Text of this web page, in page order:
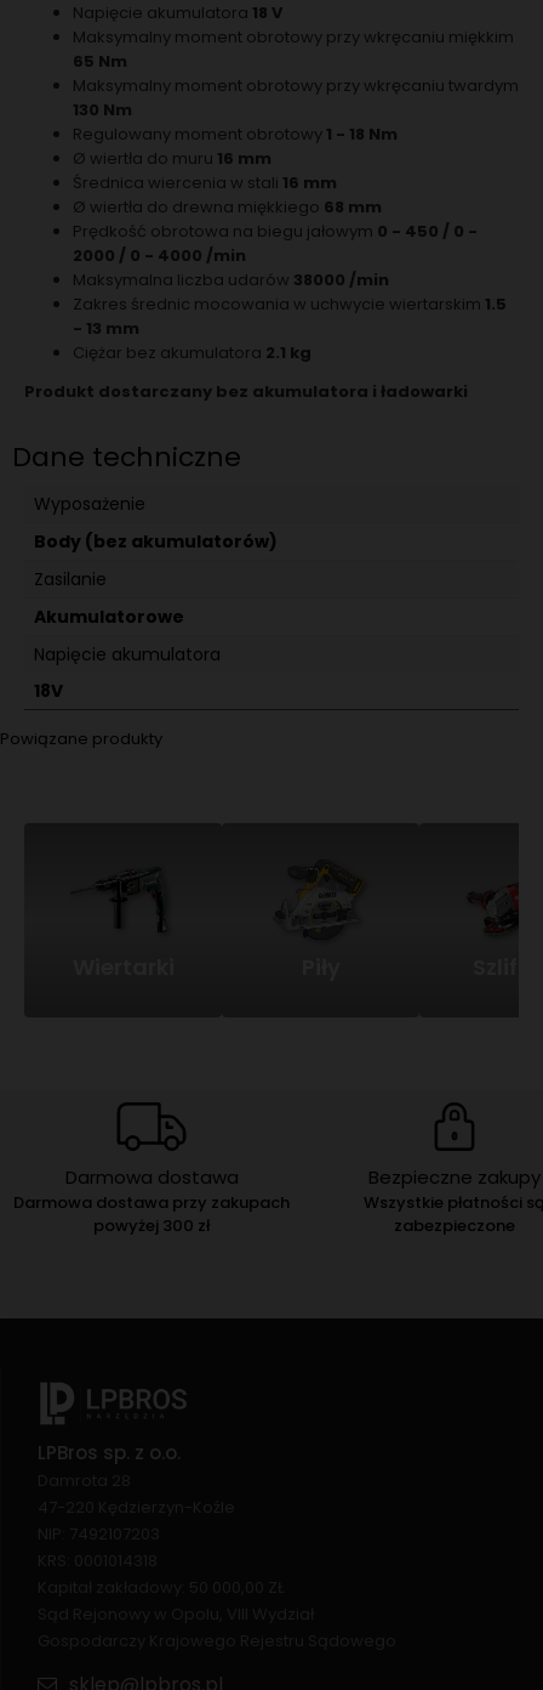
Napięcie akumulatora 18 V
Maksymalny moment obrotowy przy wkręcaniu miękkim
65 Nm
Maksymalny moment obrotowy przy wkręcaniu twardym
130 Nm
Regulowany moment obrotowy 1 - 18 Nm
Ø wiertła do muru 16 mm
Średnica wiercenia w stali 16 mm
Ø wiertła do drewna miękkiego 68 mm
Prędkość obrotowa na biegu jałowym 0 - 450 / 0 -
2000 / 0 - 4000 /min
Maksymalna liczba udarów 38000 /min
Zakres średnic mocowania w uchwycie wiertarskim 1.5
- 13 mm
Ciężar bez akumulatora 2.1 kg
Produkt dostarczany bez akumulatora i ładowarki
Dane techniczne
Wyposażenie
Body (bez akumulatorów)
Zasilanie
Akumulatorowe
Napięcie akumulatora
18V
Powiązane produkty
Darmowa dostawa
Darmowa dostawa przy zakupach
powyżej 300 zł
Bezpieczne zakupy
Wszystkie płatności
zabezpieczone
LPBros sp. z o.o.